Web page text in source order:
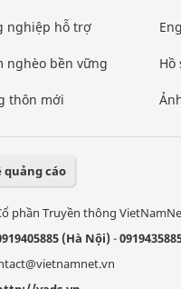
nghiệp hỗ trợ
nghèo bền vững
thôn mới
Hồ
quảng cáo
phần Truyền thông
(Hà Nội)-